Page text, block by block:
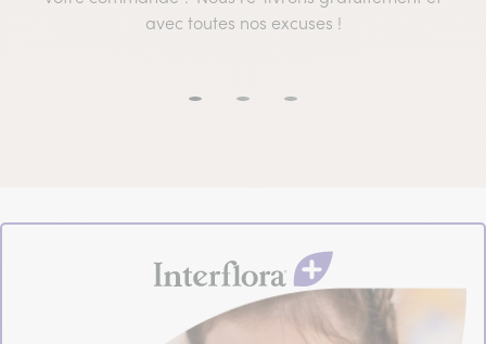
avec toutes nos excuses !